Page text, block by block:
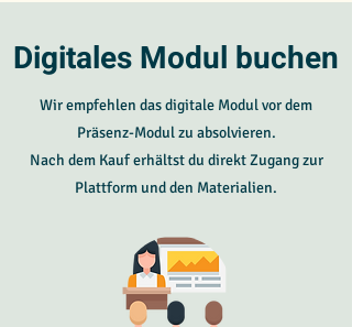
Digitales Modul buchen
Wir empfehlen das digitale Modul vor dem
Präsenz-Modul zu absolvieren.
Nach dem Kauf erhältst du direkt Zugang zur
Plattform und den Materialien.